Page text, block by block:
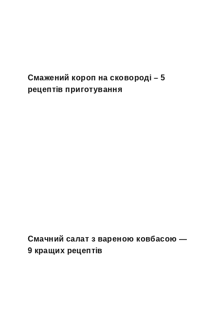
Смажений короп на сковороді – 5
рецептів приготування
Смачний салат з вареною ковбасою —
9 кращих рецептів